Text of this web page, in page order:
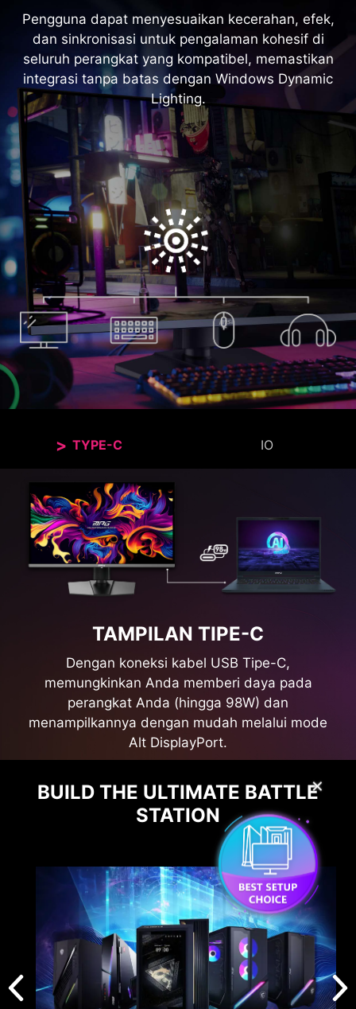
Pengguna dapat menyesuaikan kecerahan, efek,
dan sinkronisasi untuk pengalaman kohesif di
seluruh perangkat yang kompatibel, memastikan
integrasi tanpa batas dengan Windows Dynamic
Lighting.
TYPE-C IO
TAMPILAN TIPE-C
Dengan koneksi kabel USB Tipe-C,
memungkinkan Anda memberi daya pada
perangkat Anda (hingga 98W) dan
menampilkannya dengan mudah melalui mode
Alt DisplayPort.
Tipe PanelQD-OLED
Rasio Aspek16:9
Resolusi Panel3840 x 2160 (UHD)
Refresh Rate240Hz
Waktu Respons0.03ms (GtG)
BUILD THE ULTIMATE BATTLE
STATION
✕